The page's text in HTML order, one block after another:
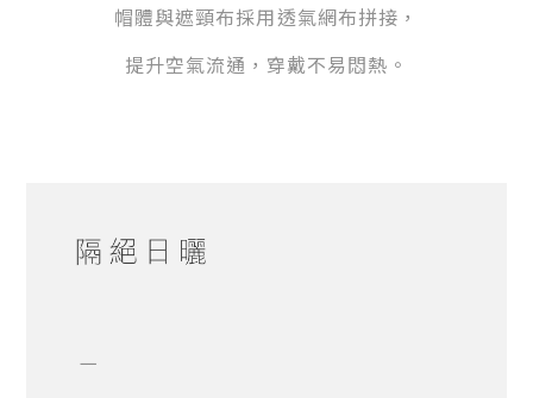
帽體與遮頸布採用透氣網布拼接，
提升空氣流通，穿戴不易悶熱。